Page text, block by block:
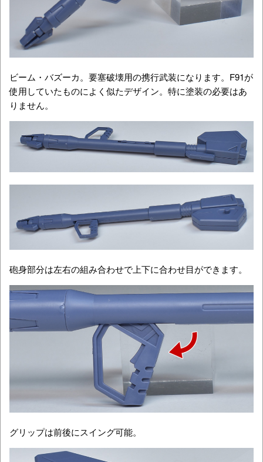
ビーム・バズーカ。要塞破壊用の携行武装になります。F91が
使用していたものによく似たデザイン。特に塗装の必要はあ
りません。
砲身部分は左右の組み合わせで上下に合わせ目ができます。
グリップは前後にスイング可能。